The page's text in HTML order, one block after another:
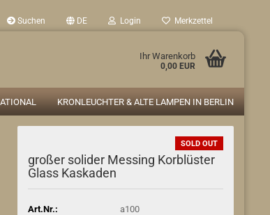
Suchen DE Login Merkzettel
Ihr Warenkorb
0,00 EUR
KRONLEUCHTER & ALTE LAMPEN IN BERLIN
SOLD OUT
großer solider Messing Korblüster
Glass Kaskaden
Art.Nr.:
a100